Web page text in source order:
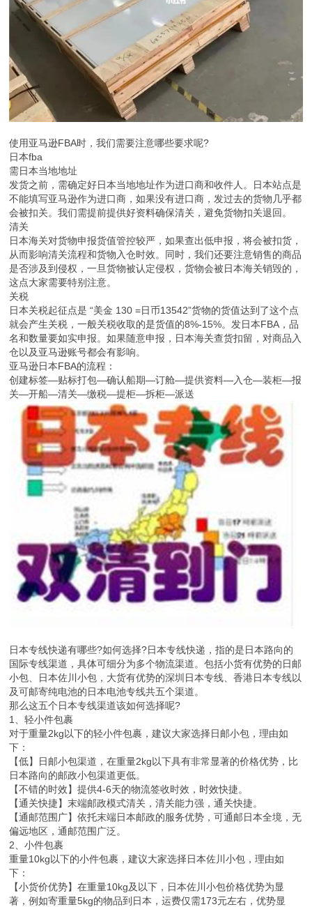
使用亚马逊FBA时，我们需要注意哪些要求呢?
日本fba
需日本当地地址
发货之前，需确定好日本当地地址作为进口商和收件人。日本站点是
不能填写亚马逊作为进口商，如果没有进口商，发过去的货物几乎都
会被扣关。我们需提前提供好资料确保清关，避免货物扣关退回。
清关
日本海关对货物申报货值管控较严，如果查出低申报，将会被扣货，
从而影响清关流程和货物入仓时效。同时，我们还要注意销售的商品
是否涉及到侵权，一旦货物被认定侵权，货物会被日本海关销毁的，
这点大家需要特别注意。
关税
日本关税起征点是 “美金 130 =日币13542”货物的货值达到了这个点
就会产生关税，一般关税收取的是货值的8%-15%。发日本FBA，品
名和数量要如实申报。如果随意申报，日本海关查货扣留，对商品入
仓以及亚马逊账号都会有影响。
亚马逊日本FBA的流程：
创建标签—贴标打包—确认船期—订舱—提供资料—入仓—装柜—报
关—开船—清关—缴税—提柜—拆柜—派送
日本专线快递有哪些?如何选择?日本专线快递，指的是日本路向的
国际专线渠道，具体可细分为多个物流渠道。包括小货有优势的日邮
小包、日本佐川小包，大货有优势的深圳日本专线、香港日本专线以
及可邮寄纯电池的日本电池专线共五个渠道。
那么这五个日本专线渠道该如何选择呢?
1、轻小件包裹
对于重量2kg以下的轻小件包裹，建议大家选择日邮小包，理由如
下：
【低】日邮小包渠道，在重量2kg以下具有非常显著的价格优势，比
日本路向的邮政小包渠道更低。
【不错的时效】提供4-6天的物流签收时效，时效快捷。
【通关快捷】末端邮政模式清关，清关能力强，通关快捷。
【通邮范围广】依托末端日本邮政的服务优势，可通邮日本全境，无
偏远地区，通邮范围广泛。
2、小件包裹
重量10kg以下的小件包裹，建议大家选择日本佐川小包，理由如
下：
【小货价优势】在重量10kg及以下，日本佐川小包价格优势为显
著，例如寄重量5kg的物品到日本，运费仅需173元左右，优势显